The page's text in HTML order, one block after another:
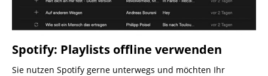
Spotify: Playlists offline verwenden
Sie nutzen Spotify gerne unterwegs und möchten Ihr